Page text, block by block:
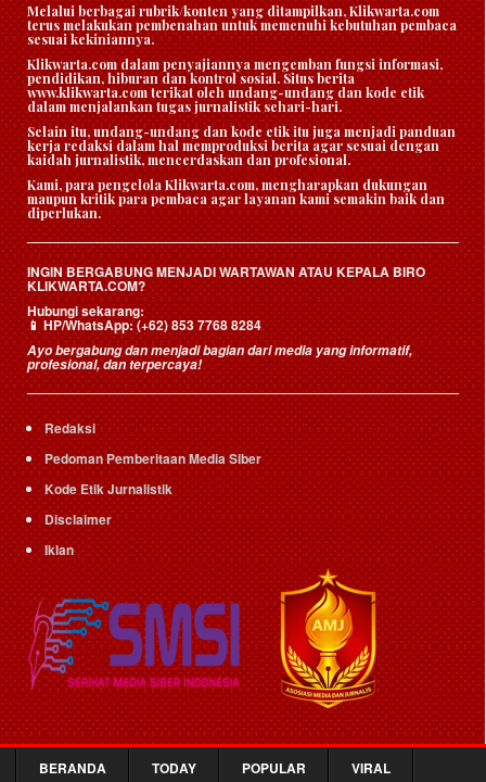
Melalui berbagai rubrik/konten yang ditampilkan, Klikwarta.com
terus melakukan pembenahan untuk memenuhi kebutuhan pembaca
sesuai kekiniannya.
Klikwarta.com dalam penyajiannya mengemban fungsi informasi,
pendidikan, hiburan dan kontrol sosial. Situs berita
www.klikwarta.com terikat oleh undang-undang dan kode etik
dalam menjalankan tugas jurnalistik sehari-hari.
Selain itu, undang-undang dan kode etik itu juga menjadi panduan
kerja redaksi dalam hal memproduksi berita agar sesuai dengan
kaidah jurnalistik, mencerdaskan dan profesional.
Kami, para pengelola Klikwarta.com, mengharapkan dukungan
maupun kritik para pembaca agar layanan kami semakin baik dan
diperlukan.
INGIN BERGABUNG MENJADI WARTAWAN ATAU KEPALA BIRO
KLIKWARTA.COM?
Hubungi sekarang:
📱HP/WhatsApp:(+62) 853 7768 8284
Ayo bergabung dan menjadi bagian dari media yang informatif,
profesional, dan terpercaya!
Redaksi
Pedoman Pemberitaan Media Siber
Kode Etik Jurnalistik
Disclaimer
Iklan
BERANDA TODAY POPULAR VIRAL